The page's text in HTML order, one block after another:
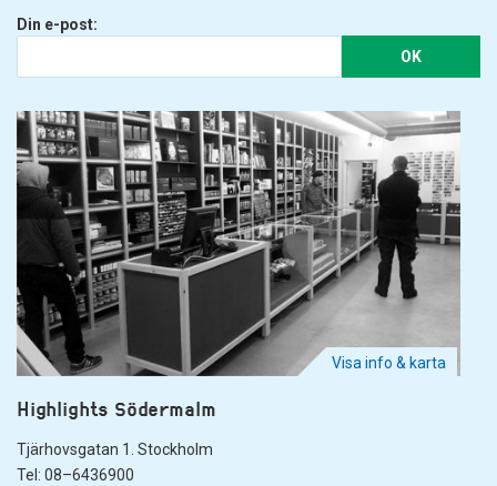
Din e-post:
OK
Visa info & karta
Highlights Södermalm
Tjärhovsgatan 1. Stockholm
Tel: 08–6436900